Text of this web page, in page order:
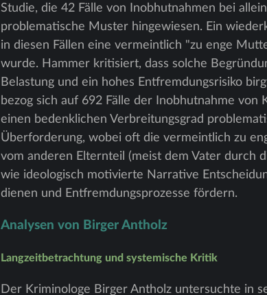
Studie, die 42 Fälle von Inobhutnahmen bei
problematische Muster hingewiesen. Ein
in diesen Fällen eine vermeintlich "zu enge
wurde. Hammer kritisiert, dass solche
Belastung und ein hohes Entfremdungsrisiko
bezog sich auf 692 Fälle der Inobhutnahme
einen bedenklichen Verbreitungsgrad
Überforderung, wobei oft die vermeintlich zu
vom anderen Elternteil (meist dem Vater durch
wie ideologisch motivierte Narrative
dienen und Entfremdungsprozesse fördern.
Analysen von Birger Antholz
Langzeitbetrachtung und systemische Kritik
Der Kriminologe Birger Antholz untersuchte in